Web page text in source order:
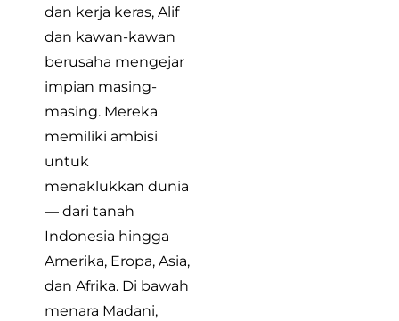
dan kerja keras, Alif
dan kawan-kawan
berusaha mengejar
impian masing-
masing. Mereka
memiliki ambisi
untuk
menaklukkan dunia
— dari tanah
Indonesia hingga
Amerika, Eropa, Asia,
dan Afrika. Di bawah
menara Madani,